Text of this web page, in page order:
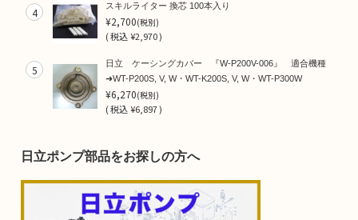
4 スキルライター 換芯 100本入り
¥2,700(税別)
(税込¥2,970 )
5
日立 ケーシングカバー 『W-P200V-006』 適合機種
➜WT-P200S, V, W・WT-K200S, V, W・WT-P300W
¥6,270(税別)
(税込¥6,897 )
日立ポンプ部品をお探しの方へ